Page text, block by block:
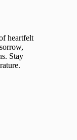
heartfelt
Stay